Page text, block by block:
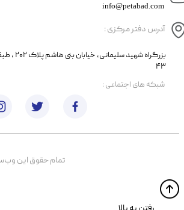
آدرس دفتر مرکزی :
info@petabad.com
​​بزرگراه شهید
۴۳
تمام حقوق اين
​شبکه های اجتماعی :